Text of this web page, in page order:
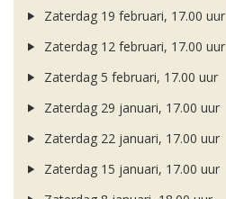
Zaterdag 19 februari, 17.00 uur
Zaterdag 12 februari, 17.00 uur
Zaterdag 5 februari, 17.00 uur
Zaterdag 29 januari, 17.00 uur
Zaterdag 22 januari, 17.00 uur
Zaterdag 15 januari, 17.00 uur